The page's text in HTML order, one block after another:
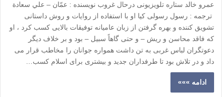
عمرو خالد ستاره تلویزیونی درحال غروب نویسنده : عمّان – علي سعادة
ترجمه : رسول رسولی کیا او با استفاده از روایات و روش داستانی
تشویق کننده و بهره گرفتن از زبان عامیانه توفیقات بالایی کسب کرد ، او
که فاقد محاسن و ریش – و حتی گاهاً سبیل – بود و بر خلاف دیگر
دعوتگران لباس غربی به تن داشت همواره جوانان را مخاطب قرار می
داد و در تلاش بود تا طرفداران جدید و بیشتری برای اسلام کسب…
ادامه »»»